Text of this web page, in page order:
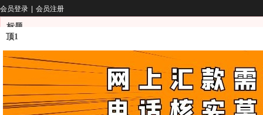
标题
顶1
会员登录 会员注册